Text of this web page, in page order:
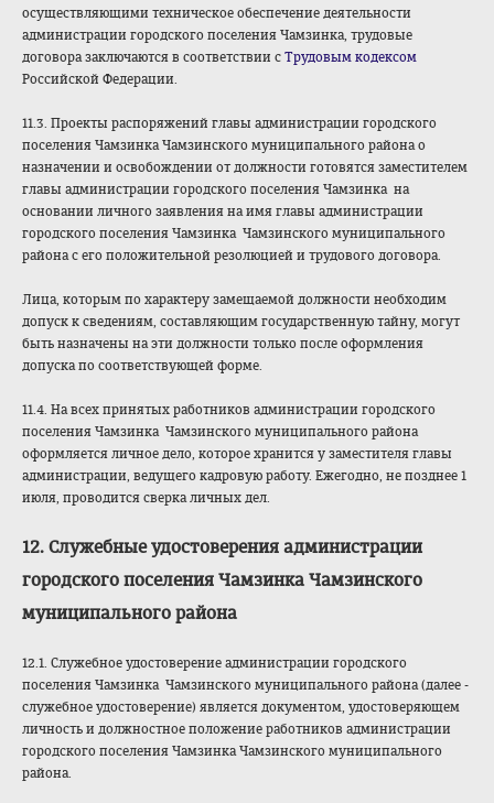
осуществляющими техническое обеспечение деятельности
администрации городского поселения Чамзинка, трудовые
договора заключаются в соответствии с Трудовым кодексом
Российской Федерации.
11.3. Проекты распоряжений главы администрации городского
поселения Чамзинка Чамзинского муниципального района о
назначении и освобождении от должности готовятся заместителем
главы администрации городского поселения Чамзинка на
основании личного заявления на имя главы администрации
городского поселения Чамзинка Чамзинского муниципального
района с его положительной резолюцией и трудового договора.
Лица, которым по характеру замещаемой должности необходим
допуск к сведениям, составляющим государственную тайну, могут
быть назначены на эти должности только после оформления
допуска по соответствующей форме.
11.4. На всех принятых работников администрации городского
поселения Чамзинка Чамзинского муниципального района
оформляется личное дело, которое хранится у заместителя главы
администрации, ведущего кадровую работу. Ежегодно, не позднее 1
июля, проводится сверка личных дел.
12. Служебные удостоверения администрации
городского поселения Чамзинка Чамзинского
муниципального района
12.1. Служебное удостоверение администрации городского
поселения Чамзинка Чамзинского муниципального района (далее -
служебное удостоверение) является документом, удостоверяющем
личность и должностное положение работников администрации
городского поселения Чамзинка Чамзинского муниципального
района.